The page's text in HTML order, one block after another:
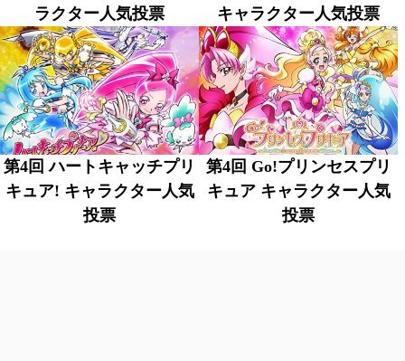
ラクター人気投票
キャラクター人気投票
第4回 ハートキャッチプリ
キュア! キャラクター人気
投票
第4回 Go!プリンセスプリ
キュア キャラクター人気
投票